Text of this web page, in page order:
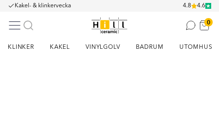
Kakel- & klinkervecka 4.8 4.6
0
KLINKER KAKEL VINYLGOLV BADRUM UTOMHUS